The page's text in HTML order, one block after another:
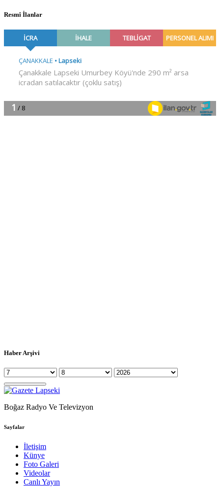
Resmî İlanlar
Haber Arşivi
Boğaz Radyo Ve Televizyon
Sayfalar
İletişim
Künye
Foto Galeri
Videolar
Canlı Yayın